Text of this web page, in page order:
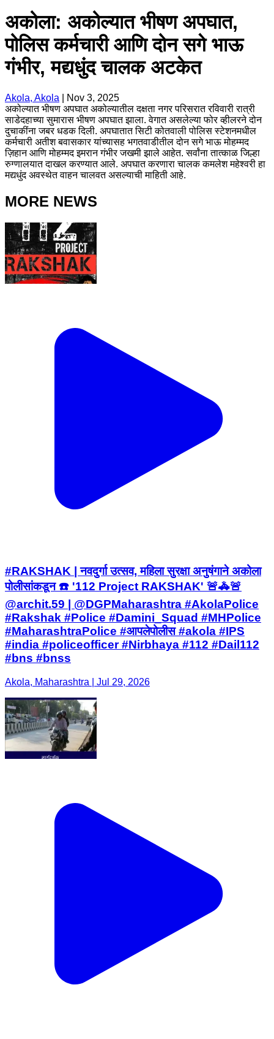
अकोला: अकोल्यात भीषण अपघात,
पोलिस कर्मचारी आणि दोन सगे भाऊ
गंभीर, मद्यधुंद चालक अटकेत
Akola, Akola
Nov 3, 2025
अकोल्यात भीषण अपघात अकोल्यातील दक्षता नगर परिसरात रविवारी रात्री
साडेदहाच्या सुमारास भीषण अपघात झाला. वेगात असलेल्या फोर व्हीलरने दोन
दुचाकींना जबर धडक दिली. अपघातात सिटी कोतवाली पोलिस स्टेशनमधील
कर्मचारी अतीश बवासकार यांच्यासह भगतवाडीतील दोन सगे भाऊ मोहम्मद
ज़िहान आणि मोहम्मद इमरान गंभीर जखमी झाले आहेत. सर्वांना तात्काळ जिल्हा
रुग्णालयात दाखल करण्यात आले. अपघात करणारा चालक कमलेश महेश्वरी हा
मद्यधुंद अवस्थेत वाहन चालवत असल्याची माहिती आहे.
MORE NEWS
#RAKSHAK | नवदुर्गा उत्सव, महिला सुरक्षा अनुषंगाने अकोला
पोलीसांकडून ☎️ '112 Project RAKSHAK' 🚨🚓🚨
@archit.59 | @DGPMaharashtra #AkolaPolice
#Rakshak #Police #Damini_Squad #MHPolice
#MaharashtraPolice #आपलेपोलीस #akola #IPS
#india #policeofficer #Nirbhaya #112 #Dail112
#bns #bnss
Akola, Maharashtra | Jul 29, 2026